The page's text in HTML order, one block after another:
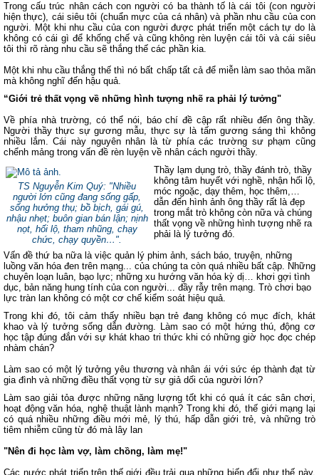
Trong cấu trúc nhân cách con người có ba thành tố là cái tôi (con người
hiện thực), cái siêu tôi (chuẩn mực của cá nhân) và phần nhu cầu của con
người. Một khi nhu cầu của con người được phát triển một cách tự do là
không có cái gì để khống chế và cũng không rèn luyện cái tôi và cái siêu
tôi thì rõ ràng nhu cầu sẽ thắng thế các phần kia.
Một khi nhu cầu thắng thế thì nó bất chấp tất cả để miễn làm sao thỏa mãn
mà không nghĩ đến hậu quả.
“Giới trẻ thất vọng về những hình tượng nhẽ ra phải lý tưởng"
Về phía nhà trường, có thể nói, báo chí đề cập rất nhiều đến ông thầy.
Người thầy thực sự gương mẫu, thực sự là tấm gương sáng thì không
nhiều lắm. Cái này nguyên nhân là từ phía các trường sư phạm cũng
chểnh mảng trong vấn đề rèn luyện về nhân cách người thầy.
TS Nguyễn Kim Quý: "Nhiều
người lớn cũng đang sống gấp,
sống hưởng thụ; bồ bịch, gái gú,
nhậu nhẹt; buôn gian bán lận; nịnh
nọt, hối lộ, tham nhũng, chạy
chức, chạy quyền…".
Thầy lạm dụng trò, thầy đánh trò, thầy
không tâm huyết với nghề, nhận hối lộ,
móc ngoặc, dạy thêm, học thêm,…
dẫn đến hình ảnh ông thầy rất là đẹp
trong mắt trò không còn nữa và chúng
thất vọng về những hình tượng nhẽ ra
phải là lý tưởng đó.
Vấn đề thứ ba nữa là việc quản lý phim ảnh, sách báo, truyện, những
luồng văn hóa đen trên mạng... của chúng ta còn quá nhiều bất cập. Những
chuyên loạn luân, bạo lực; những xu hướng văn hóa kỳ dị… khơi gợi tình
dục, bản năng hung tính của con người... đầy rẫy trên mạng. Trò chơi bạo
lực tràn lan không có một cơ chế kiểm soát hiệu quả.
Trong khi đó, tôi cảm thấy nhiều bạn trẻ đang không có mục đích, khát
khao và lý tưởng sống dẫn đường. Làm sao có một hứng thú, động cơ
học tập đúng đắn với sự khát khao tri thức khi có những giờ học đọc chép
nhàm chán?
Làm sao có một lý tưởng yêu thương và nhân ái với sức ép thành đạt từ
gia đình và những điều thất vọng từ sự giả dối của người lớn?
Làm sao giải tỏa được những năng lượng tốt khi có quá ít các sân chơi,
hoạt động văn hóa, nghệ thuật lành mạnh? Trong khi đó, thế giới mạng lại
có quá nhiều những điều mới mẻ, lý thú, hấp dẫn giới trẻ, và những trò
tiêm nhiễm cũng từ đó mà lây lan
"Nên đi học làm vợ, làm chồng, làm mẹ!"
Các nước phát triển trên thế giới đều trải qua những biến đổi như thế này.